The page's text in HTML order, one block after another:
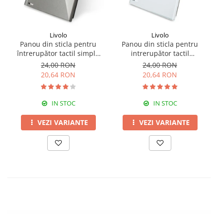
Livolo
Panou din sticla pentru
întrerupător tactil simplu
Livolo
24,00 RON
20,64 RON
IN STOC
VEZI VARIANTE
Livolo
Panou din sticla pentru
intrerupător tactil
dublu,Livolo
24,00 RON
20,64 RON
IN STOC
VEZI VARIANTE